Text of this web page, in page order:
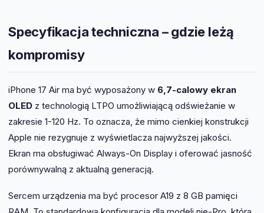
Specyfikacja techniczna – gdzie leżą
kompromisy
iPhone 17 Air ma być wyposażony w 6,7-calowy ekran
OLED z technologią LTPO umożliwiającą odświeżanie w
zakresie 1-120 Hz. To oznacza, że mimo cienkiej konstrukcji
Apple nie rezygnuje z wyświetlacza najwyższej jakości.
Ekran ma obsługiwać Always-On Display i oferować jasność
porównywalną z aktualną generacją.
Sercem urządzenia ma być procesor A19 z 8 GB pamięci